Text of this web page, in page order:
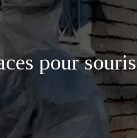
pour souris